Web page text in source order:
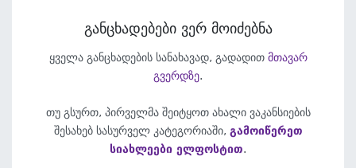
განცხადებები ვერ მოიძებნა
ყველა განცხადების სანახავად, გადადით მთავარ
გვერდზე.
თუ გსურთ, პირველმა შეიტყოთ ახალი ვაკანსიების
შესახებ სასურველ კატეგორიაში, გამოიწერეთ
სიახლეები ელფოსტით.